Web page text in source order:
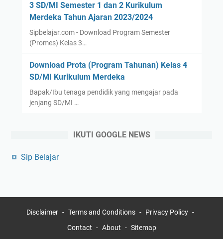
3 SD/MI Semester 1 dan 2 Kurikulum
Merdeka Tahun Ajaran 2023/2024
Sipbelajar.com - Download Program Semester
(Promes) Kelas 3…
Download Prota (Program Tahunan) Kelas 4
SD/MI Kurikulum Merdeka
Bapak/Ibu tenaga pendidik yang mengajar pada
jenjang SD/MI …
IKUTI GOOGLE NEWS
Sip Belajar
Disclaimer Terms and Conditions
Privacy Policy
Contact
About Sitemap